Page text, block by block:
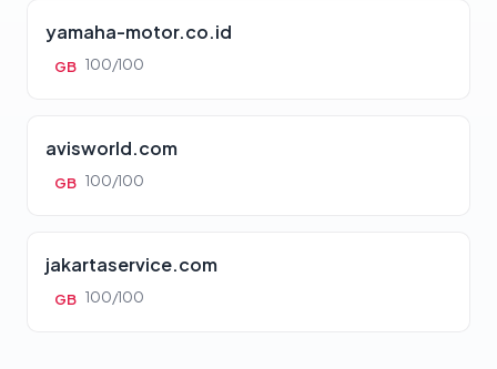
yamaha-motor.co.id
GB 100/100
avisworld.com
GB 100/100
jakartaservice.com
GB 100/100